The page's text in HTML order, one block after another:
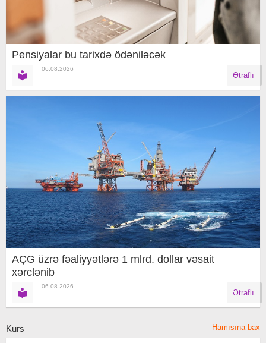
Pensiyalar bu tarixdə ödəniləcək
06.08.2026
Ətraflı
AÇG üzrə fəaliyyətlərə 1 mlrd. dollar vəsait
xərclənib
06.08.2026
Ətraflı
Kurs Hamısına bax